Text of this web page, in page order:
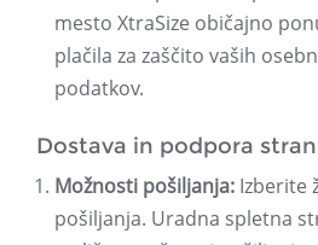
mesto XtraSize običajno
plačila za zaščito vaših
podatkov.
Dostava in podpora
Možnosti pošiljanja: Izberite
pošiljanja. Uradna spletna